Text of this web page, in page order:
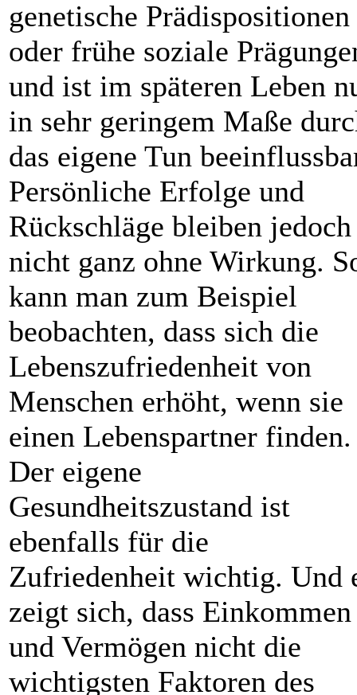
genetische Prädispositionen
oder frühe soziale
und ist im späteren Leben
in sehr geringem Maße
das eigene Tun
Persönliche Erfolge und
Rückschläge bleiben jedoch
nicht ganz ohne Wirkung.
kann man zum Beispiel
beobachten, dass sich die
Lebenszufriedenheit von
Menschen erhöht, wenn sie
einen Lebenspartner finden.
Der eigene
Gesundheitszustand ist
ebenfalls für die
Zufriedenheit wichtig. Und
zeigt sich, dass Einkommen
und Vermögen nicht die
wichtigsten Faktoren des